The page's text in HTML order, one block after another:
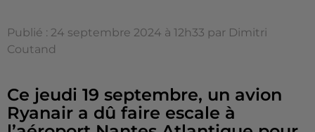
Publié : 24 septembre 2024 à 12h33 par Dimitri
Coutand
Ce jeudi 19 septembre, un avion
Ryanair a dû faire escale à